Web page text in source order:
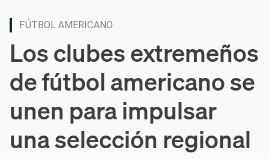
FÚTBOL AMERICANO
Los clubes extremeños
de fútbol americano se
unen para impulsar
una selección regional